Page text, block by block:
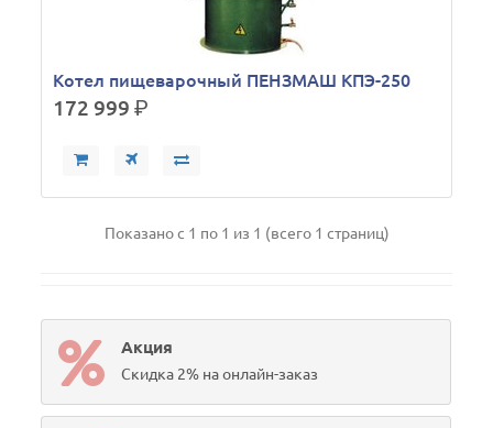
Котел пищеварочный ПЕНЗМАШ КПЭ-250
172 999р.
Показано с 1 по 1 из 1 (всего 1 страниц)
Акция
Скидка 2% на онлайн-заказ